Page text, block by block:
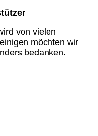
von vielen
möchten wir
bedanken.